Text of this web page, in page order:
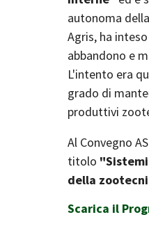
autonoma
Agris, ha
abbandono e
L'intento era
grado di
produttivi
Al Convegno
titolo
della
Scarica il